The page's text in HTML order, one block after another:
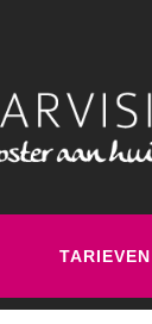
TARIEVEN